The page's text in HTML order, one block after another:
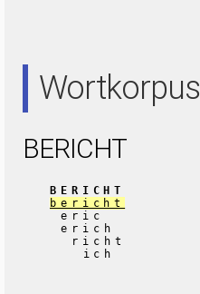
Wortkorpus
BERICHT
BERICHT
bericht
eric
erich
richt
ich